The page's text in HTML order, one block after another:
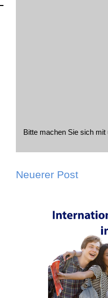
Bitte machen Sie sich mit
Neuerer Post